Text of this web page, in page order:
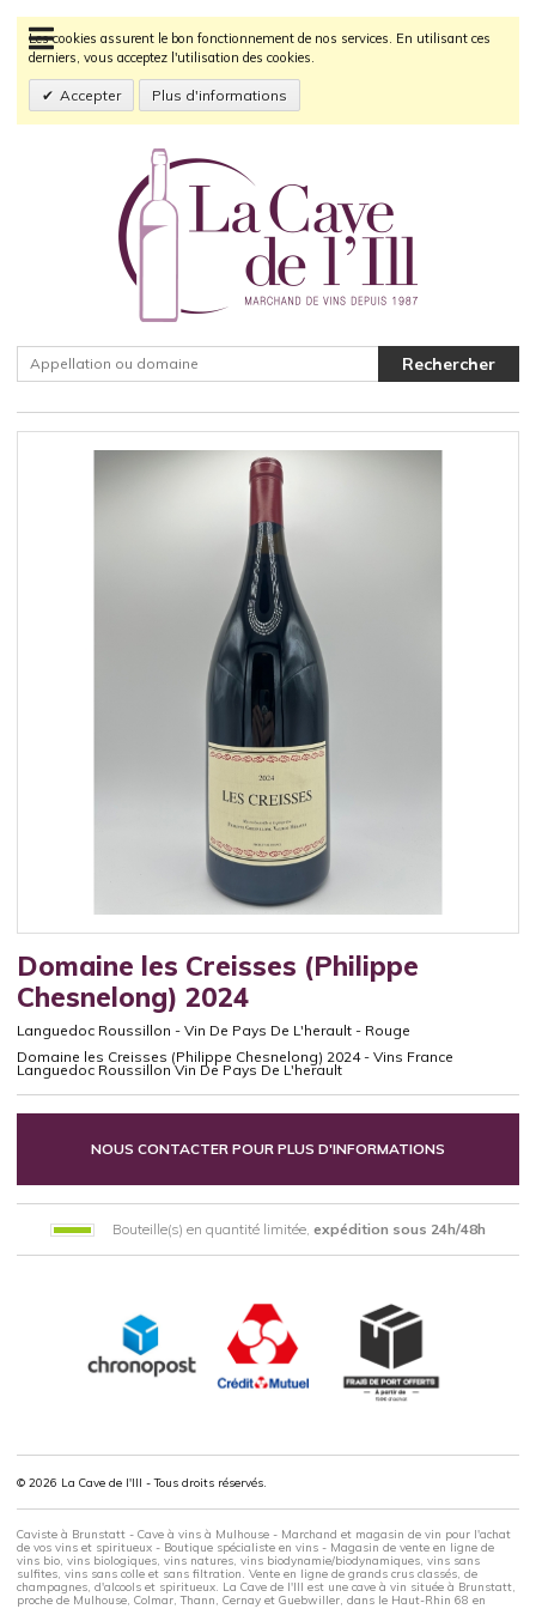
Les cookies assurent le bon fonctionnement de nos services. En utilisant ces
derniers, vous acceptez l'utilisation des cookies.
Accepter Plus d'informations
Domaine les Creisses (Philippe
Chesnelong) 2024
Languedoc Roussillon - Vin De Pays De L'herault - Rouge
Domaine les Creisses (Philippe Chesnelong) 2024 - Vins France
Languedoc Roussillon Vin De Pays De L'herault
NOUS CONTACTER POUR PLUS D'INFORMATIONS
Bouteille(s) en quantité limitée, expédition sous 24h/48h
© 2026 La Cave de l'Ill - Tous droits réservés.
Caviste à Brunstatt - Cave à vins à Mulhouse - Marchand et magasin de vin pour l'achat
de vos vins et spiritueux - Boutique spécialiste en vins - Magasin de vente en ligne de
vins bio, vins biologiques, vins natures, vins biodynamie/biodynamiques, vins sans
sulfites, vins sans colle et sans filtration. Vente en ligne de grands crus classés, de
champagnes, d'alcools et spiritueux. La Cave de l'Ill est une cave à vin située à Brunstatt,
proche de Mulhouse, Colmar, Thann, Cernay et Guebwiller, dans le Haut-Rhin 68 en